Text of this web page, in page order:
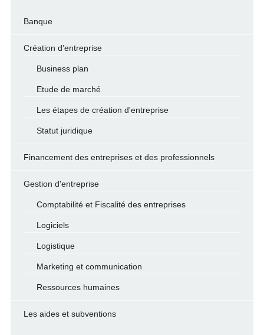
Banque
Création d'entreprise
Business plan
Etude de marché
Les étapes de création d'entreprise
Statut juridique
Financement des entreprises et des professionnels
Gestion d'entreprise
Comptabilité et Fiscalité des entreprises
Logiciels
Logistique
Marketing et communication
Ressources humaines
Les aides et subventions